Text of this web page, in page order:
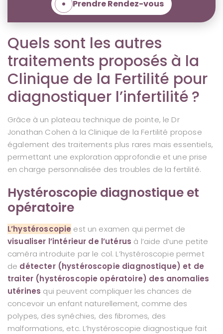
Prendre Rendez-vous
Quels sont les autres
traitements proposés à la
Clinique de la Fertilité pour
diagnostiquer l’infertilité ?
Grâce à un plateau technique de pointe, le Dr
Jonathan Cohen à la Clinique de la Fertilité propose
également des traitements plus rares mais essentiels,
permettant une exploration approfondie et une prise
en charge personnalisée des troubles de la fertilité.
Hystéroscopie diagnostique et
opératoire
L’hystéroscopie est un examen qui permet de
visualiser l’intérieur de l’utérus à l’aide d’une petite
caméra introduite par le col. L’hystéroscopie permet
de détecter (hystéroscopie diagnostique) et de
traiter (hystéroscopie opératoire) des anomalies
utérines qui peuvent compliquer les chances de
concevoir un enfant naturellement, comme des
polypes, des synéchies, des fibromes, des
malformations, etc. L’hystéroscopie diagnostique fait